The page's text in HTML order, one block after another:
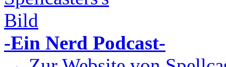
-Ein Nerd Podcast-